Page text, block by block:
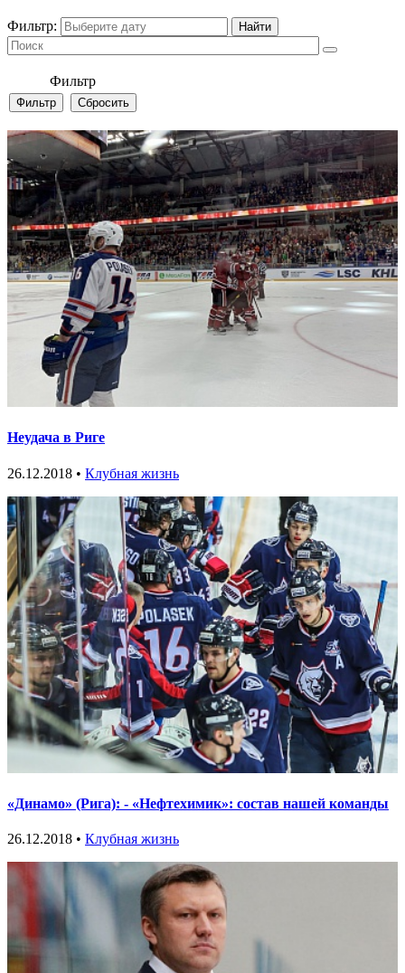
Фильтр:
Фильтр
Неудача в Риге
26.12.2018 • Клубная жизнь
«Динамо» (Рига): - «Нефтехимик»: состав нашей команды
26.12.2018 • Клубная жизнь